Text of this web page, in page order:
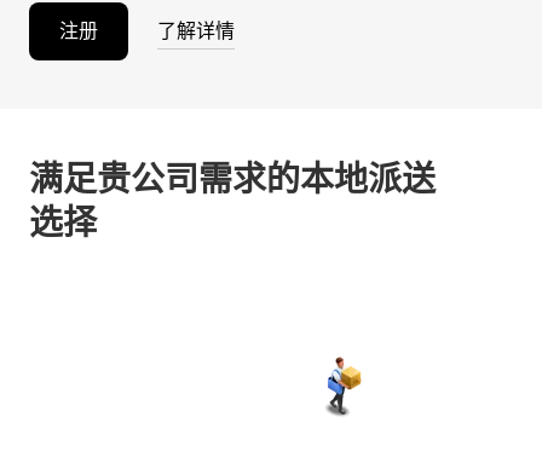
注册 了解详情
满足贵公司需求的本地派送
选择